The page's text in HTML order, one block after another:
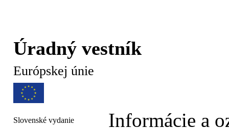
Úradný vestník
Európskej únie
Slovenské vydanie Informácie a